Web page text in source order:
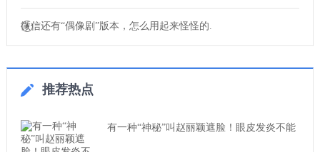
微信还有“偶像剧”版本，怎么用起来怪怪的.
推荐热点
有一种“神秘”叫赵丽颖遮脸！眼皮发炎不能